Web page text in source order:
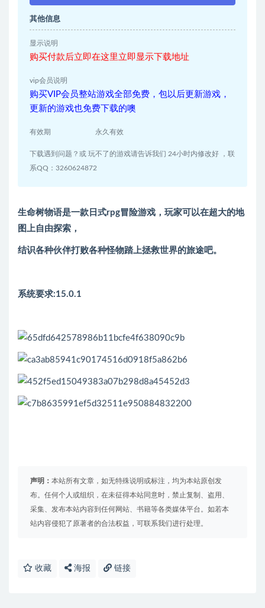
其他信息
显示说明
购买付款后立即在这里立即显示下载地址
vip会员说明
购买VIP会员整站游戏全部免费，包以后更新游戏，
更新的游戏也免费下载的噢
有效期 永久有效
下载遇到问题？或 玩不了的游戏请告诉我们 24小时内修改好 ，联
系QQ：3260624872
生命树物语是一款日式rpg冒险游戏，玩家可以在超大的地
图上自由探索，
结识各种伙伴打败各种怪物踏上拯救世界的旅途吧。
系统要求:15.0.1
声明： 本站所有文章，如无特殊说明或标注，均为本站原创发
布。任何个人或组织，在未征得本站同意时，禁止复制、盗用、
采集、发布本站内容到任何网站、书籍等各类媒体平台。如若本
站内容侵犯了原著者的合法权益，可联系我们进行处理。
收藏 海报 链接